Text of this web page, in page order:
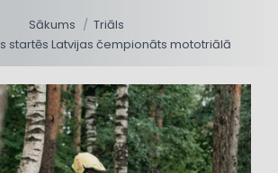
Sākums
Triāls
startēs Latvijas čempionāts mototriālā